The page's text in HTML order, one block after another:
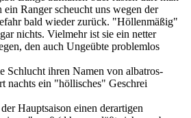
Ranger scheucht uns wegen der
bald wieder zurück. "Höllenmäßig"
nichts. Vielmehr ist sie ein netter
den auch Ungeübte problemlos
Schlucht ihren Namen von albatros-
nachts ein "höllisches" Geschrei
Hauptsaison einen derartigen